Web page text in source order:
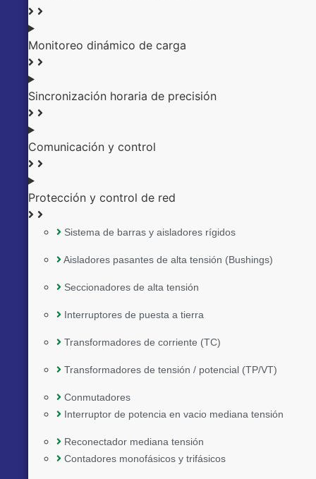
Monitoreo dinámico de carga
Sincronización horaria de precisión
Comunicación y control
Protección y control de red
Sistema de barras y aisladores rígidos
Aisladores pasantes de alta tensión (Bushings)
Seccionadores de alta tensión
Interruptores de puesta a tierra
Transformadores de corriente (TC)
Transformadores de tensión / potencial (TP/VT)
Conmutadores
Interruptor de potencia en vacio mediana tensión
Reconectador mediana tensión
Contadores monofásicos y trifásicos